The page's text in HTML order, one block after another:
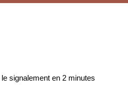
signalement en 2 minutes